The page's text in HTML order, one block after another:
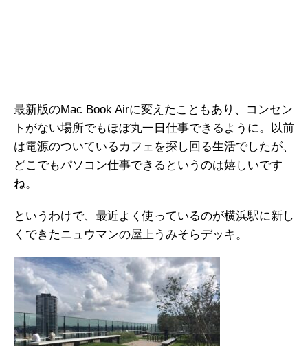
最新版のMac Book Airに変えたこともあり、コンセン
トがない場所でもほぼ丸一日仕事できるように。以前
は電源のついているカフェを探し回る生活でしたが、
どこでもパソコン仕事できるというのは嬉しいです
ね。
というわけで、最近よく使っているのが横浜駅に新し
くできたニュウマンの屋上うみそらデッキ。